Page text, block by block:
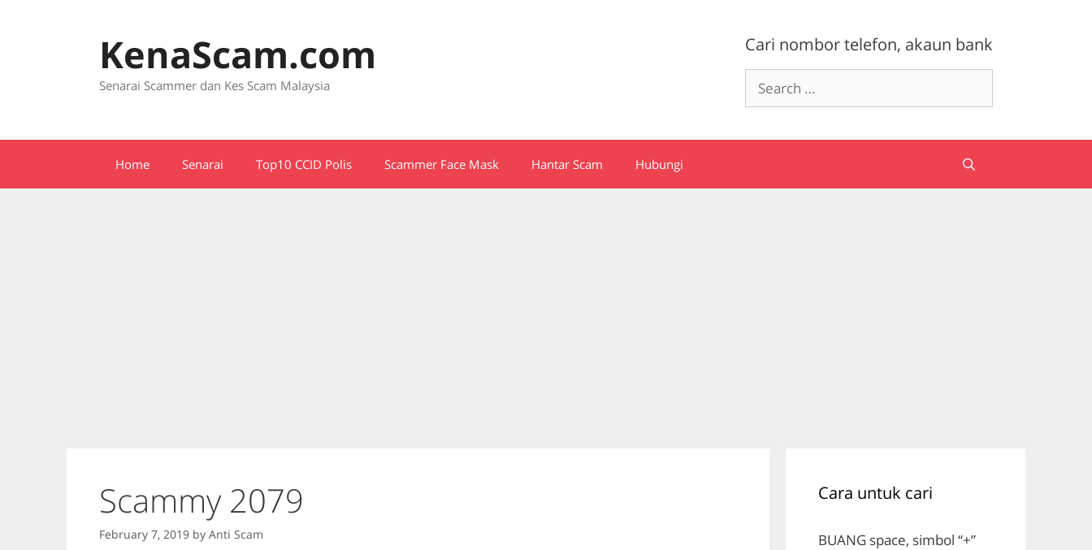
Cari nombor telefon, akaun bank
Search
for:
KenaScam.com
Senarai Scammer dan Kes Scam Malaysia
Home Senarai Top10 CCID Polis Scammer Face Mask Hantar Scam Hubungi
Scammy 2079
February 7, 2019 by Anti Scam
Cara untuk cari
BUANG space, simbol “+”